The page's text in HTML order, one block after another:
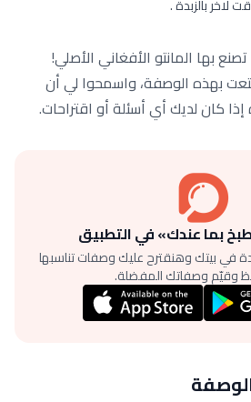
بالزبدة .
بها المانتو الأفغاني الأصلي!
بهذه الوصفة، واسمحوا لي أن
كان لديك أي أسئلة أو اقتراحات.
بما عندك» في التطبيق
في بيتك وهنقترح عليك وصفات تناسبها
وقيّم وصفاتك المفضلة.